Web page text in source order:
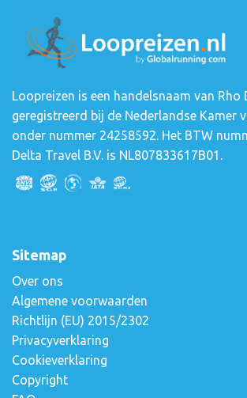
Loopreizen is een handelsnaam van Rho
geregistreerd bij de Nederlandse Kamer
onder nummer 24258592. Het BTW
Delta Travel B.V. is NL807833617B01.
Sitemap
Over ons
Algemene voorwaarden
Richtlijn (EU) 2015/2302
Privacyverklaring
Cookieverklaring
Copyright